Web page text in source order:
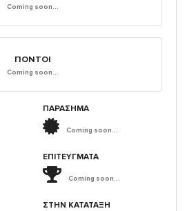
Coming soon...
ΠΌΝΤΟΙ
Coming soon...
ΠΑΡΑΣΗΜΑ
Coming soon...
ΕΠΙΤΕΎΓΜΑΤΑ
Coming soon...
ΣΤΗΝ ΚΑΤΆΤΑΞΗ